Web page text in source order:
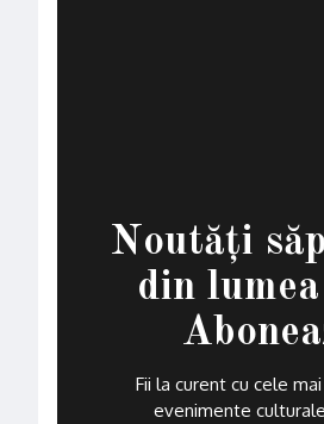
Noutăți
din
Fii la curent cu cele
evenimente